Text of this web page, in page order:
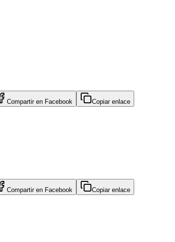
Compartir en Facebook Copiar enlace
Compartir en Facebook Copiar enlace